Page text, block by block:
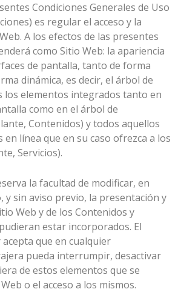
Condiciones Generales de Uso
es regular el acceso y la
A los efectos de las presentes
como Sitio Web: la apariencia
de pantalla, tanto de forma
dinámica, es decir, el árbol de
los elementos integrados tanto en
como en el árbol de
Contenidos) y todos aquellos
línea que en su caso ofrezca a los
Servicios).
la facultad de modificar, en
y sin aviso previo, la presentación y
Web y de los Contenidos y
estar incorporados. El
que en cualquier
pueda interrumpir, desactivar
de estos elementos que se
o el acceso a los mismos.